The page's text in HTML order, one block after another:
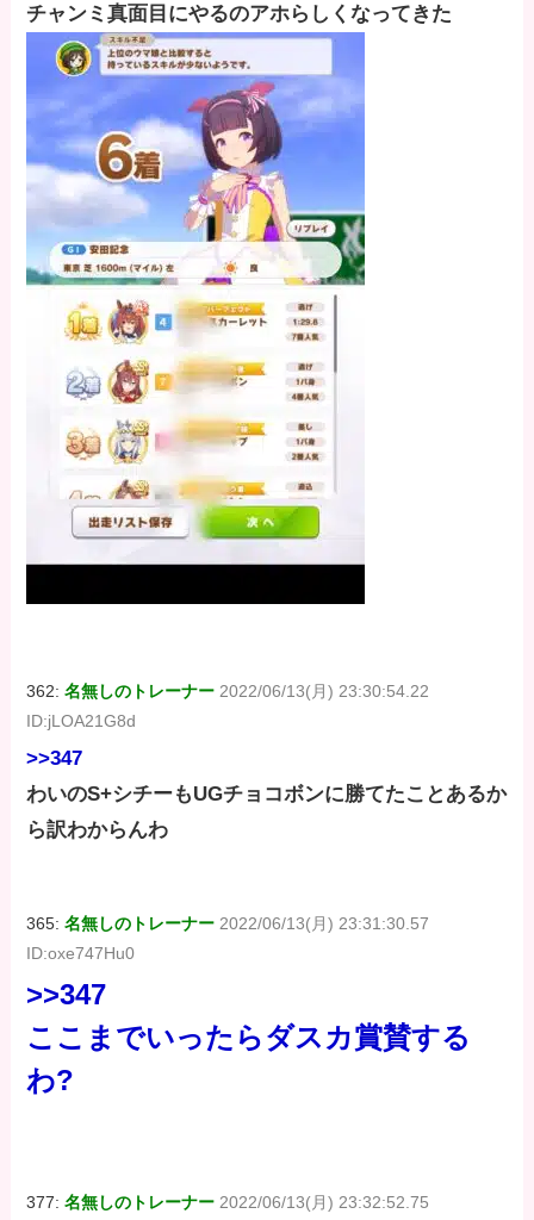
チャンミ真面目にやるのアホらしくなってきた
362:名無しのトレーナー 2022/06/13(月) 23:30:54.22
ID:jLOA21G8d
>>347
わいのS+シチーもUGチョコボンに勝てたことあるか
ら訳わからんわ
365:名無しのトレーナー 2022/06/13(月) 23:31:30.57
ID:oxe747Hu0
>>347
ここまでいったらダスカ賞賛する
わ?
377:名無しのトレーナー 2022/06/13(月) 23:32:52.75